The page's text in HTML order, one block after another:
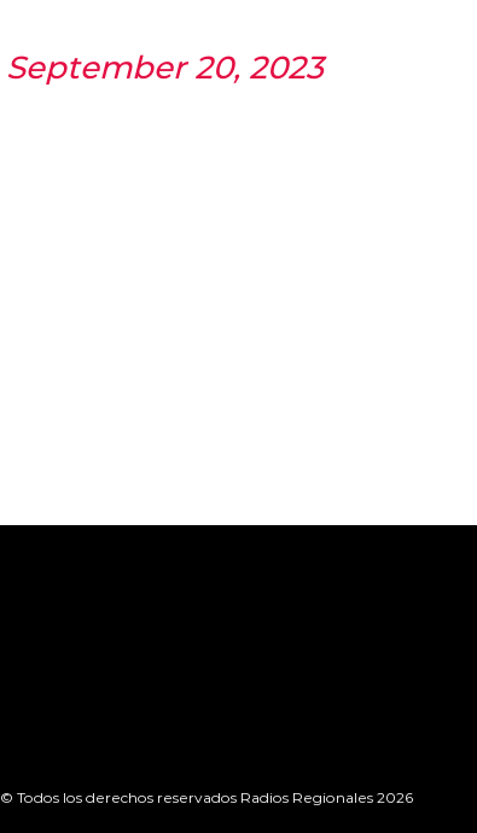
September 20, 2023
© Todos los derechos reservados Radios Regionales 2026